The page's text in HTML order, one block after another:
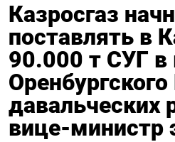
Казросгаз
поставлять в
90.000 т СУГ в
давальческих
вице-министр